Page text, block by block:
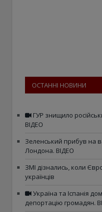
ОСТАННІ НОВИНИ
ГУР знищило
ВІДЕО
Зеленський прибув на
Лондона. ВІДЕО
ЗМІ дізнались, коли
українців
Україна та Іспанія
депортацію громадян.